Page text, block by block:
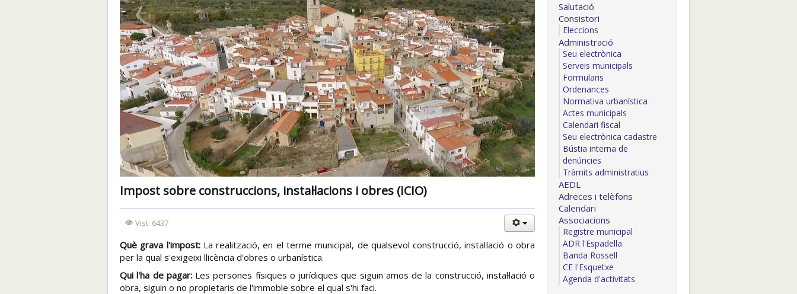
Impost sobre construccions, instal·lacions i obres (ICIO)
Vist: 6437
Què grava l'impost:La realització, en el terme municipal, de qualsevol construcció, instal·lació o obra
per la qual s'exigeixi llicència d'obres o urbanística.
Qui l'ha de pagar:Les persones físiques o jurídiques que siguin amos de la construcció, instal·lació o
obra, siguin o no propietaris de l'immoble sobre el qual s'hi faci.
Salutació
Consistori
Eleccions
Administració
Seu electrònica
Serveis municipals
Formularis
Ordenances
Normativa urbanística
Actes municipals
Calendari fiscal
Seu electrònica cadastre
Bústia interna de
denúncies
Tràmits administratius
AEDL
Adreces i telèfons
Calendari
Associacions
Registre municipal
ADR l'Espadella
Banda Rossell
CE l'Esquetxe
Agenda d'activitats